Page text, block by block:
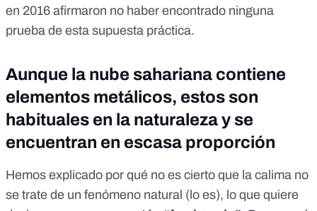
en 2016 afirmaron no haber encontrado ninguna
prueba de esta supuesta práctica.
Aunque la nube sahariana contiene
elementos metálicos, estos son
habituales en la naturaleza y se
encuentran en escasa proporción
Hemos explicado por qué no es cierto que la calima no
se trate de un fenómeno natural (lo es), lo que quiere